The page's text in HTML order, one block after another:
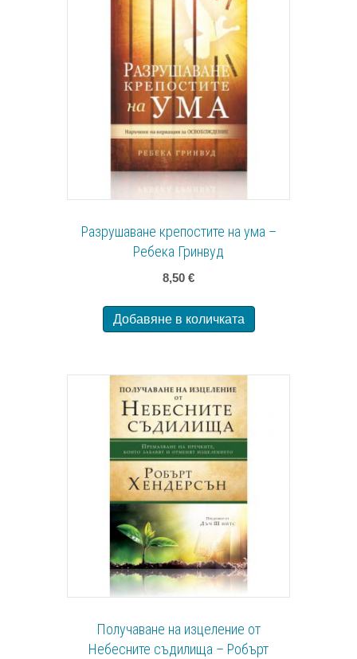
Разрушаване крепостите на ума –
Ребека Гринвуд
8,50 €
Добавяне в количката
Получаване на изцеление от
Небесните съдилища – Робърт